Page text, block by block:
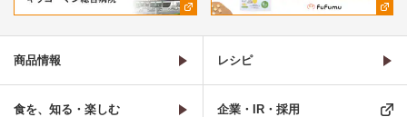
商品情報 レシピ
食を、知る・楽しむ 企業・IR・採用